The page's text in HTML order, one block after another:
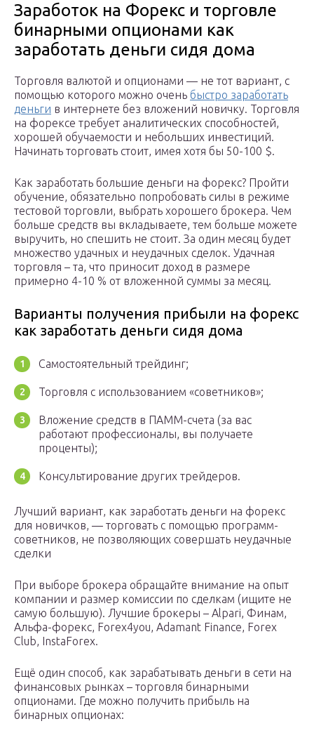
Заработок на Форекс и торговле
бинарными опционами как
заработать деньги сидя дома
Торговля валютой и опционами — не тот вариант, с
помощью которого можно очень быстро заработать
деньги в интернете без вложений новичку. Торговля
на форексе требует аналитических способностей,
хорошей обучаемости и небольших инвестиций.
Начинать торговать стоит, имея хотя бы 50-100 $.
Как заработать большие деньги на форекс? Пройти
обучение, обязательно попробовать силы в режиме
тестовой торговли, выбрать хорошего брокера. Чем
больше средств вы вкладываете, тем больше можете
выручить, но спешить не стоит. За один месяц будет
множество удачных и неудачных сделок. Удачная
торговля – та, что приносит доход в размере
примерно 4-10 % от вложенной суммы за месяц.
Варианты получения прибыли на форекс
как заработать деньги сидя дома
Самостоятельный трейдинг;
Торговля с использованием «советников»;
Вложение средств в ПАММ-счета (за вас
работают профессионалы, вы получаете
проценты);
Консультирование других трейдеров.
Лучший вариант, как заработать деньги на форекс
для новичков, — торговать с помощью программ-
советников, не позволяющих совершать неудачные
сделки
При выборе брокера обращайте внимание на опыт
компании и размер комиссии по сделкам (ищите не
самую большую). Лучшие брокеры – Alpari, Финам,
Альфа-форекс, Forex4you, Adamant Finance, Forex
Club, InstaForex.
Ещё один способ, как зарабатывать деньги в сети на
финансовых рынках – торговля бинарными
опционами. Где можно получить прибыль на
бинарных опционах: